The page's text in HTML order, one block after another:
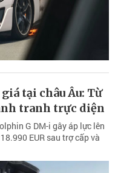
tại châu Âu: Từ
tranh trực diện
G DM-i gây áp lực lên
EUR sau trợ cấp và